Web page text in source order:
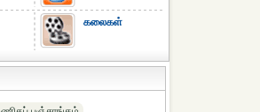
கலைகள்